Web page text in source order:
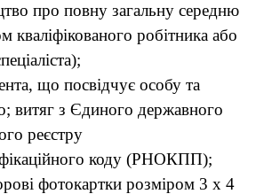
про повну загальну середню
кваліфікованого робітника або
що посвідчує особу та
витяг з Єдиного державного
реєстру
коду (РНОКПП);
фотокартки розміром 3 х 4